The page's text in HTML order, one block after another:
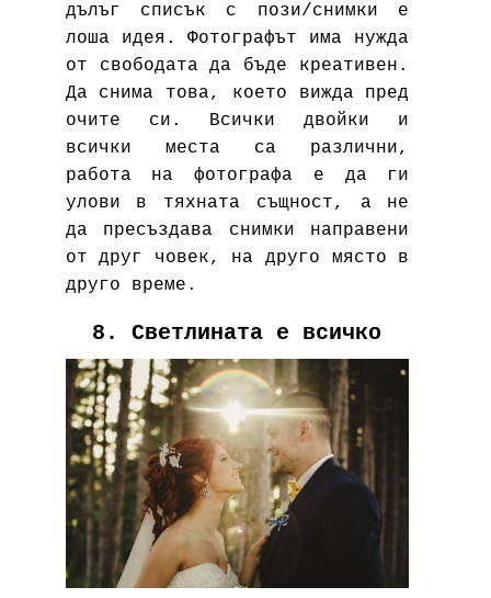
дълъг списък с пози/снимки е
лоша идея. Фотографът има нужда
от свободата да бъде креативен.
Да снима това, което вижда пред
очите си. Всички двойки и
всички места са различни,
работа на фотографа е да ги
улови в тяхната същност, а не
да пресъздава снимки направени
от друг човек, на друго място в
друго време.
8. Светлината е всичко